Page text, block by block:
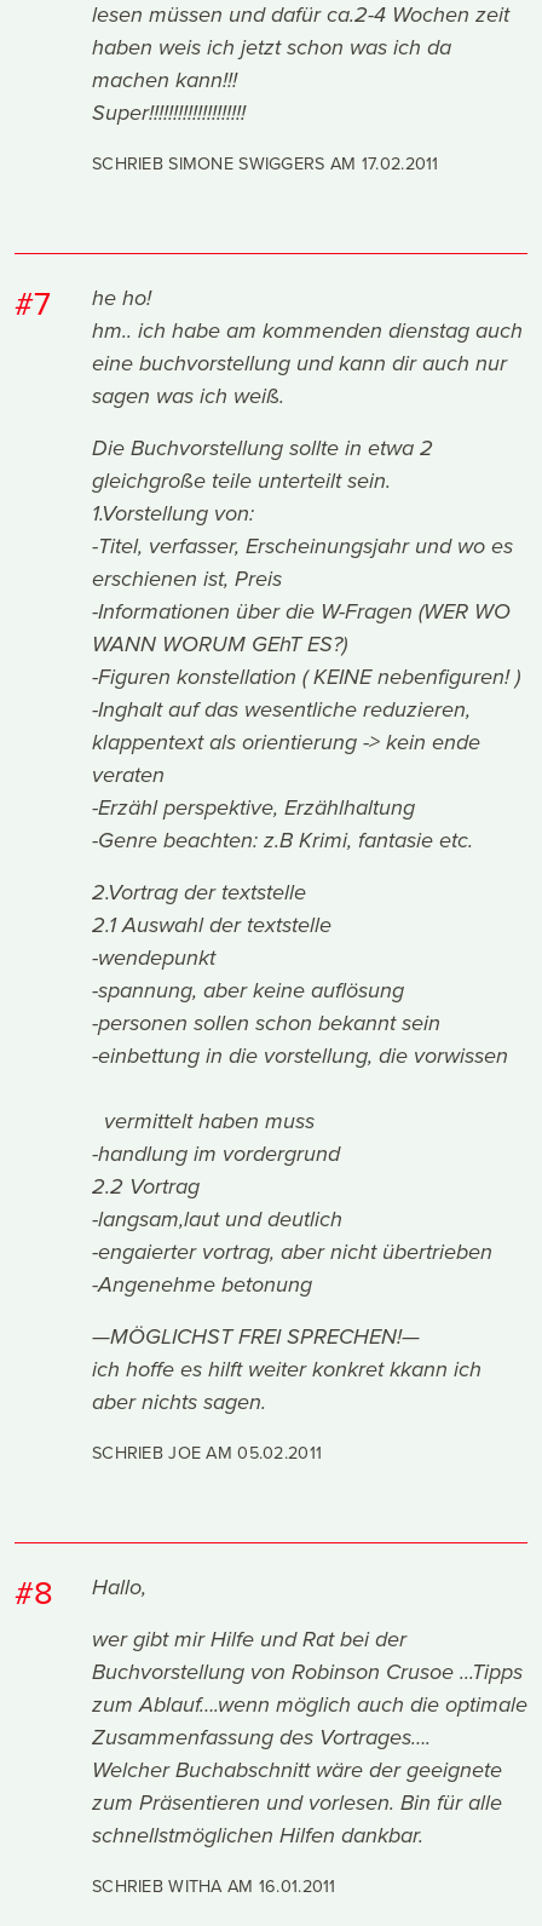
lesen müssen und dafür ca.2-4 Wochen zeit
haben weis ich jetzt schon was ich da
machen kann!!!
Super!!!!!!!!!!!!!!!!!!!!
SCHRIEB SIMONE SWIGGERS AM 17.02.2011
#7
he ho!
hm.. ich habe am kommenden dienstag auch
eine buchvorstellung und kann dir auch nur
sagen was ich weiß.
Die Buchvorstellung sollte in etwa 2
gleichgroße teile unterteilt sein.
1.Vorstellung von:
-Titel, verfasser, Erscheinungsjahr und wo es
erschienen ist, Preis
-Informationen über die W-Fragen (WER WO
WANN WORUM GEhT ES?)
-Figuren konstellation ( KEINE nebenfiguren! )
-Inghalt auf das wesentliche reduzieren,
klappentext als orientierung -> kein ende
veraten
-Erzähl perspektive, Erzählhaltung
-Genre beachten: z.B Krimi, fantasie etc.
2.Vortrag der textstelle
2.1 Auswahl der textstelle
-wendepunkt
-spannung, aber keine auflösung
-personen sollen schon bekannt sein
-einbettung in die vorstellung, die vorwissen
vermittelt haben muss
-handlung im vordergrund
2.2 Vortrag
-langsam,laut und deutlich
-engaierter vortrag, aber nicht übertrieben
-Angenehme betonung
—MÖGLICHST FREI SPRECHEN!—
ich hoffe es hilft weiter konkret kkann ich
aber nichts sagen.
SCHRIEB JOE AM05.02.2011
#8
Hallo,
wer gibt mir Hilfe und Rat bei der
Buchvorstellung von Robinson Crusoe ...Tipps
zum Ablauf….wenn möglich auch die optimale
Zusammenfassung des Vortrages….
Welcher Buchabschnitt wäre der geeignete
zum Präsentieren und vorlesen. Bin für alle
schnellstmöglichen Hilfen dankbar.
SCHRIEB WITHA AM 16.01.2011